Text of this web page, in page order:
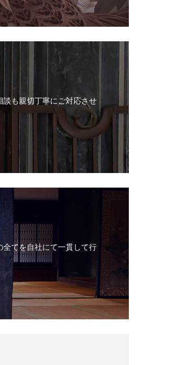
談も親切丁寧にご対応させ
てを自社にて一貫して行